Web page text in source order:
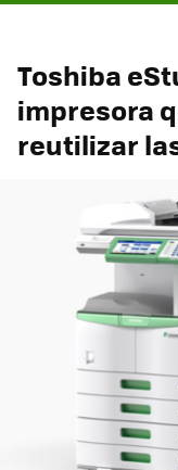
Toshiba
impresora
reutilizar